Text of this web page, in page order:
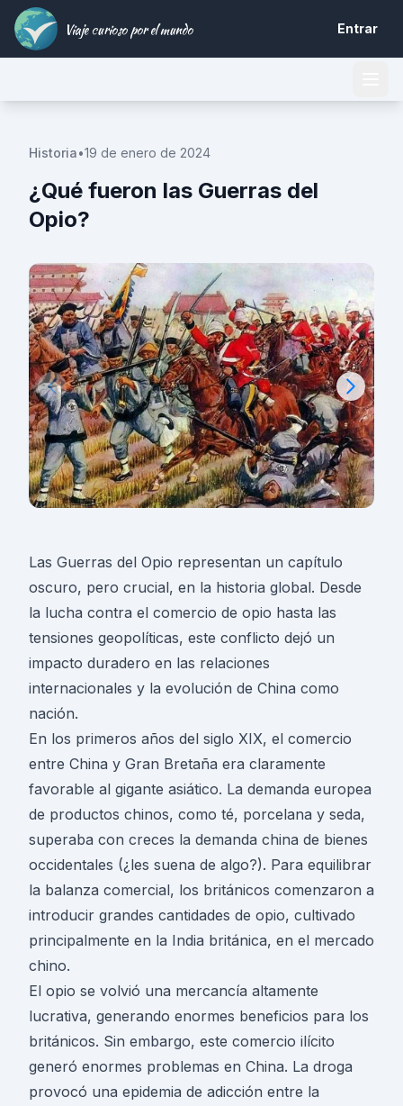
Viaje curioso por el mundo Entrar
Historia•19 de enero de 2024
¿Qué fueron las Guerras del
Opio?
Las Guerras del Opio representan un capítulo
oscuro, pero crucial, en la historia global. Desde
la lucha contra el comercio de opio hasta las
tensiones geopolíticas, este conflicto dejó un
impacto duradero en las relaciones
internacionales y la evolución de China como
nación.
En los primeros años del siglo XIX, el comercio
entre China y Gran Bretaña era claramente
favorable al gigante asiático. La demanda europea
de productos chinos, como té, porcelana y seda,
superaba con creces la demanda china de bienes
occidentales (¿les suena de algo?). Para equilibrar
la balanza comercial, los británicos comenzaron a
introducir grandes cantidades de opio, cultivado
principalmente en la India británica, en el mercado
chino.
El opio se volvió una mercancía altamente
lucrativa, generando enormes beneficios para los
británicos. Sin embargo, este comercio ilícito
generó enormes problemas en China. La droga
provocó una epidemia de adicción entre la